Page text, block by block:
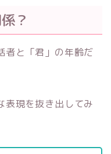
？
者と「君」の年齢だ
表現を抜き出してみ